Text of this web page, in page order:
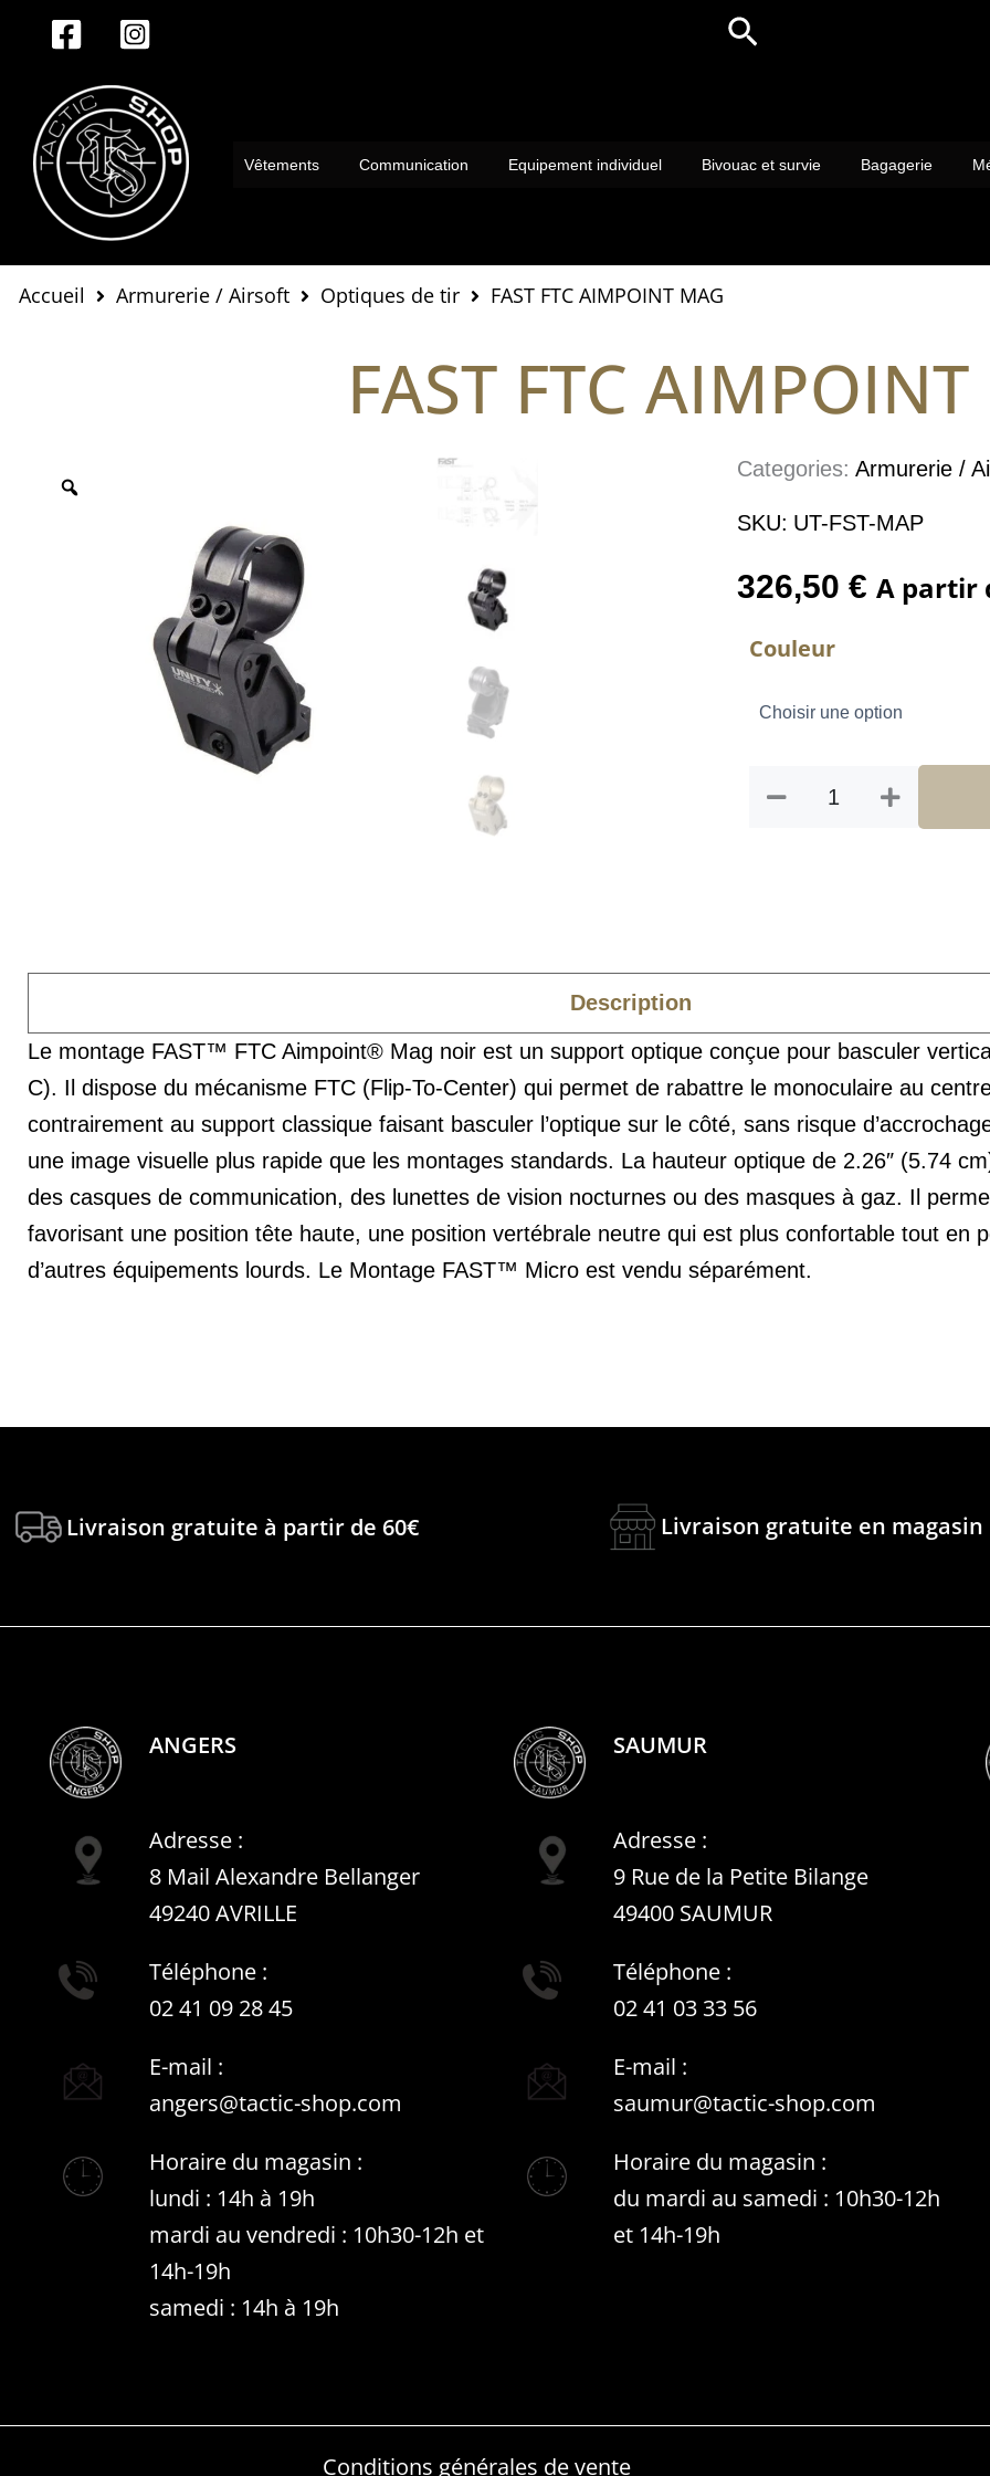
contenu
Rechercher
Vêtements Communication Equipement individuel Bivouac et survie Bagagerie
Accueil Armurerie / Airsoft Optiques de tir FAST FTC AIMPOINT MAG
FAST FTC
Couleur
de
AIMPOINT
Categories: Armurerie /
SKU: UT-FST-MAP
326,50€ A partir
Description
Le montage FAST™ FTC Aimpoint® Mag noir est un support optique conçue pour basculer
C). Il dispose du mécanisme FTC (Flip-To-Center) qui permet de rabattre le monoculaire au
contrairement au support classique faisant basculer l’optique sur le côté, sans risque
une image visuelle plus rapide que les montages standards. La hauteur optique de 2.26″ (5.74
des casques de communication, des lunettes de vision nocturnes ou des masques à gaz. Il
favorisant une position tête haute, une position vertébrale neutre qui est plus confortable tout en
d’autres équipements lourds. Le Montage FAST™ Micro est vendu séparément.
Livraison gratuite à partir de 60€ Livraison gratuite en magasin
ANGERS SAUMUR
Adresse :
8 Mail Alexandre Bellanger
49240 AVRILLE
Adresse :
9 Rue de la Petite Bilange
49400 SAUMUR
Téléphone :
02 41 09 28 45
Téléphone :
02 41 03 33 56
E-mail :
angers@tactic-shop.com
E-mail :
saumur@tactic-shop.com
Horaire du magasin :
lundi : 14h à 19h
mardi au vendredi : 10h30-12h et
14h-19h
samedi : 14h à 19h
Horaire du magasin :
du mardi au samedi : 10h30-12h
et 14h-19h
Conditions générales de vente